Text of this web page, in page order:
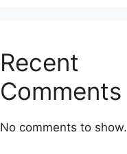
Recent
Comments
No comments to show.